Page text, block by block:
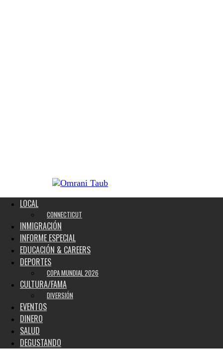
LOCAL
CONNECTICUT
INMIGRACIÓN
INFORME ESPECIAL
EDUCACIÓN & CAREERS
DEPORTES
COPA MUNDIAL 2026
CULTURA/FAMA
DIVERSIÓN
EVENTOS
DINERO
SALUD
DEGUSTANDO